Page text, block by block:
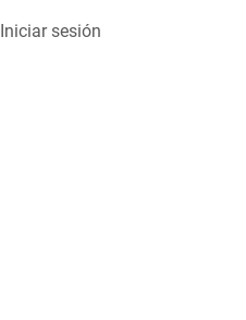
Iniciar sesión